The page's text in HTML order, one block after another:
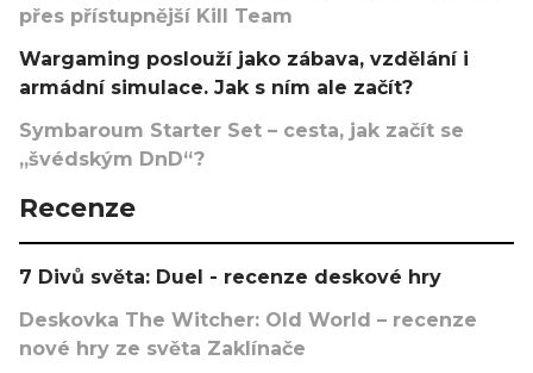
přes přístupnější Kill Team
Wargaming poslouží jako zábava, vzdělání i
armádní simulace. Jak s ním ale začít?
Symbaroum Starter Set – cesta, jak začít se
„švédským DnD“?
Recenze
7 Divů světa: Duel - recenze deskové hry
Deskovka The Witcher: Old World – recenze
nové hry ze světa Zaklínače